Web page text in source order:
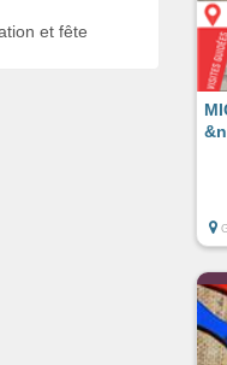
et fête